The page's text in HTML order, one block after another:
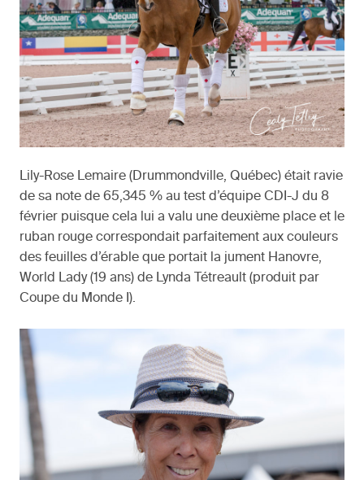
Lily-Rose Lemaire (Drummondville, Québec) était ravie
de sa note de 65,345 % au test d’équipe CDI-J du 8
février puisque cela lui a valu une deuxième place et le
ruban rouge correspondait parfaitement aux couleurs
des feuilles d’érable que portait la jument Hanovre,
World Lady (19 ans) de Lynda Tétreault (produit par
Coupe du Monde I).